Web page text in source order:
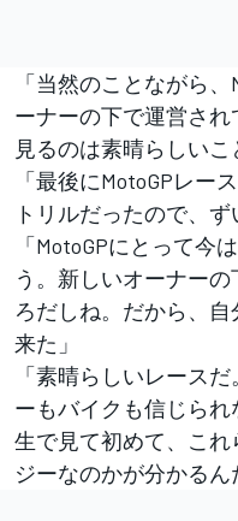
「当然のことながら
ーナーの下で運営さ
見るのは素晴らしいこ
「最後にMotoGPレー
トリルだったので、
「MotoGPにとって今
う。新しいオーナー
ろだしね。だから、
来た」
「素晴らしいレース
ーもバイクも信じら
生で見て初めて、こ
ジーなのかが分かるん